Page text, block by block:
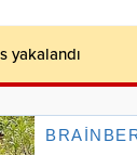
yakalandı